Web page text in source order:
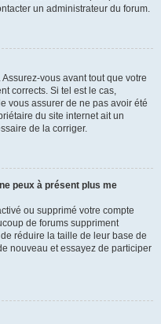
un administrateur du forum.
vous avant tout que votre
corrects. Si tel est le cas,
vous assurer de ne pas avoir été
du site internet ait un
de la corriger.
peux à présent plus me
ou supprimé votre compte
de forums suppriment
réduire la taille de leur base de
nouveau et essayez de participer